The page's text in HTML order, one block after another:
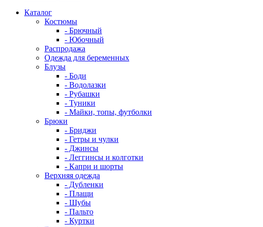
Каталог
Костюмы
- Брючный
- Юбочный
Распродажа
Одежда для беременных
Блузы
- Боди
- Водолазки
- Рубашки
- Туники
- Майки, топы, футболки
Брюки
- Бриджи
- Гетры и чулки
- Джинсы
- Леггинсы и колготки
- Капри и шорты
Верхняя одежда
- Дубленки
- Плащи
- Шубы
- Пальто
- Куртки